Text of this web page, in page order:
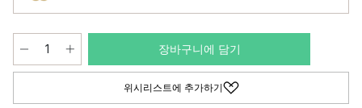
장바구니에 담기
위시리스트에 추가하기